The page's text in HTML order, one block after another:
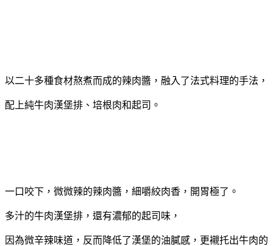
以二十多種食材熬煮而成的辣肉醬，融入了法式料理的手法，
配上純牛肉漢堡排、培根肉和起司。
一口咬下，微微辣的辣肉醬，細嚼絞肉香，開胃極了。
多汁的牛肉漢堡排，還有濃郁的起司味，
因為微辛辣味道，反而降低了漢堡的油膩感，更襯托出牛肉的